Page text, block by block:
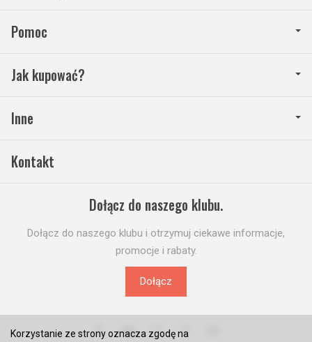
Pomoc
Jak kupować?
Inne
Kontakt
Dołącz do naszego klubu.
Dołącz do naszego klubu i otrzymuj ciekawe informacje,
promocje i rabaty.
Dołącz
Korzystanie ze strony oznacza zgodę na